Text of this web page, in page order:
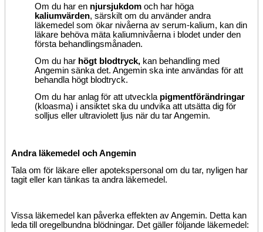
Om du har en njursjukdom och har höga
kaliumvärden, särskilt om du använder andra
läkemedel som ökar nivåerna av serum-kalium, kan din
läkare behöva mäta kaliumnivåerna i blodet under den
första behandlingsmånaden.
Om du har högt blodtryck, kan behandling med
Angemin sänka det. Angemin ska inte användas för att
behandla högt blodtryck.
Om du har anlag för att utveckla pigmentförändringar
(kloasma) i ansiktet ska du undvika att utsätta dig för
solljus eller ultraviolett ljus när du tar Angemin.
Andra läkemedel och Angemin
Tala om för läkare eller apotekspersonal om du tar, nyligen har
tagit eller kan tänkas ta andra läkemedel.
Vissa läkemedel kan påverka effekten av Angemin. Detta kan
leda till oregelbundna blödningar. Det gäller följande läkemedel: